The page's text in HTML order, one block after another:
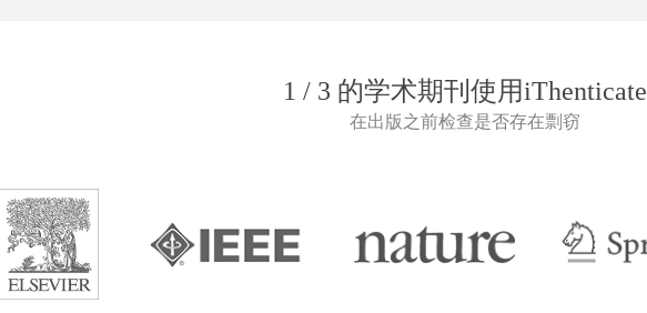
1 / 3 的学术期刊使用iThenticate
在出版之前检查是否存在剽窃